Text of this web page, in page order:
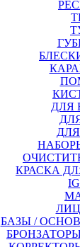
ДЛЯ
КРАСКА
БАЗЫ /